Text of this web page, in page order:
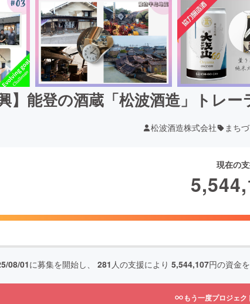
興】能登の酒蔵「松波酒造」トレ
松波酒造株式会社 まち
現在の
08/01に募集を開始し、 281 人の支援により 5,544,107円の資金
もう一度プロジェ